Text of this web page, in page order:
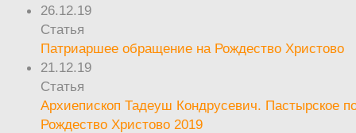
26.12.19
Статья
Патриаршее обращение на Рождество Христово
21.12.19
Статья
Архиепископ Тадеуш Кондрусевич. Пастырское
Рождество Христово 2019